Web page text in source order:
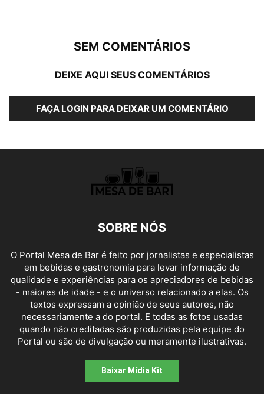
SEM COMENTÁRIOS
DEIXE AQUI SEUS COMENTÁRIOS
FAÇA LOGIN PARA DEIXAR UM COMENTÁRIO
SOBRE NÓS
O Portal Mesa de Bar é feito por jornalistas e especialistas
em bebidas e gastronomia para levar informação de
qualidade e experiências para os apreciadores de bebidas
- maiores de idade - e o universo relacionado a elas. Os
textos expressam a opinião de seus autores, não
necessariamente a do portal. E todas as fotos usadas
quando não creditadas são produzidas pela equipe do
Portal ou são de divulgação ou meramente ilustrativas.
Baixar Mídia Kit